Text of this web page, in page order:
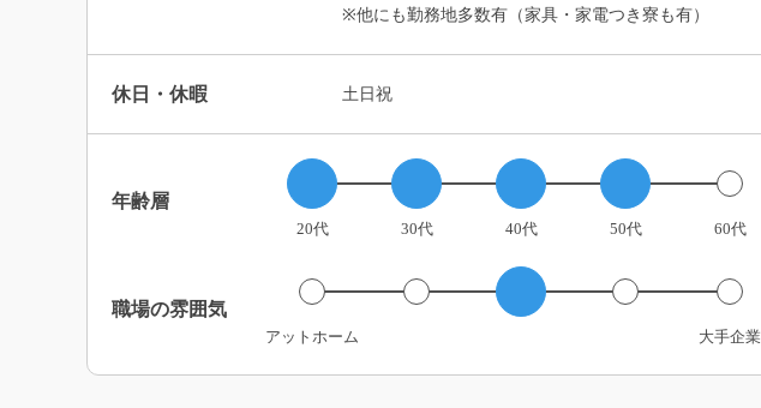
※他にも勤務地多数有（家具・家電つき寮も有）
休日・休暇 土日祝
年齢層
20代 30代 40代 50代 60代
職場の雰囲気
アットホーム 大手企業